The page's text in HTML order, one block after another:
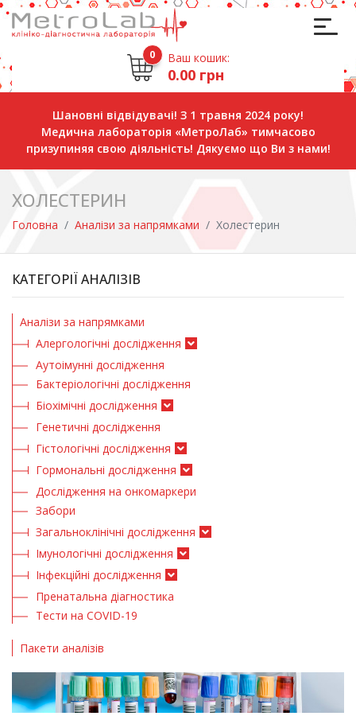
0 Ваш кошик:
0.00 грн
Шановні відвідувачі! З 1 травня 2024 року!
Медична лабораторія «МетроЛаб» тимчасово
призупиняя свою діяльність! Дякуємо що Ви з нами!
ХОЛЕСТЕРИН
Головна Аналізи за напрямками Холестерин
КАТЕГОРІЇ АНАЛІЗІВ
Аналізи за напрямками
Алергологічні дослідження
Аутоімунні дослідження
Бактеріологічні дослідження
Біохімічні дослідження
Генетичні дослідження
Гістологічні дослідження
Гормональні дослідження
Дослідження на онкомаркери
Забори
Загальноклінічні дослідження
Імунологічні дослідження
Інфекційні дослідження
Пренатальна діагностика
Тести на COVID-19
Пакети аналізів